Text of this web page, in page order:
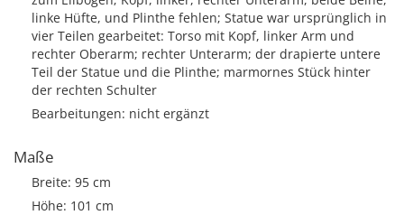
linke Hüfte, und Plinthe fehlen; Statue war ursprünglich in
vier Teilen gearbeitet: Torso mit Kopf, linker Arm und
rechter Oberarm; rechter Unterarm; der drapierte untere
Teil der Statue und die Plinthe; marmornes Stück hinter
der rechten Schulter
Bearbeitungen: nicht ergänzt
Maße
Breite: 95 cm
Höhe: 101 cm